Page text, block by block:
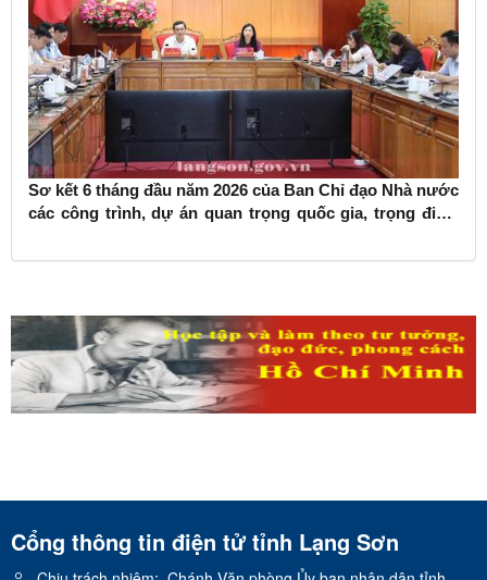
Sơ kết 6 tháng đầu năm 2026 của Ban Chỉ đạo Nhà nước
các công trình, dự án quan trọng quốc gia, trọng điểm
Cổng thông tin điện tử tỉnh Lạng Sơn